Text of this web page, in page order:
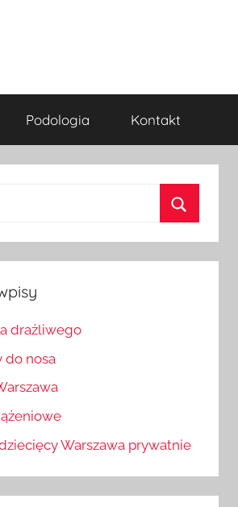
Podologia Kontakt
drażliwego
do nosa
Warszawa prywatnie